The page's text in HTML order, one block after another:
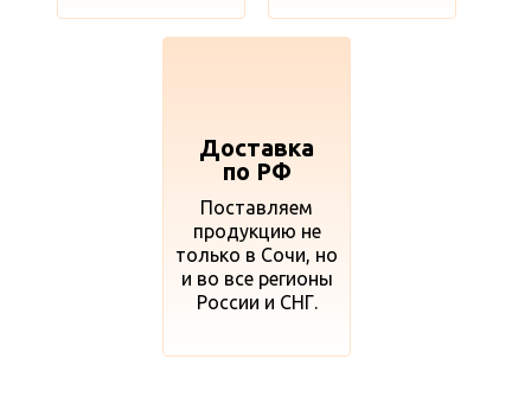
Доставка
по РФ
Поставляем
продукцию не
только в Сочи, но
и во все регионы
России и СНГ.